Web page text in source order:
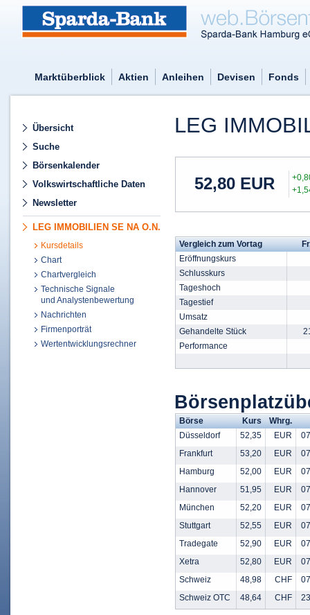
Marktüberblick Aktien Anleihen Devisen Fonds
Übersicht
Suche
Börsenkalender
Volkswirtschaftliche Daten
Newsletter
LEG IMMOBILIEN SE NA O.N.
Kursdetails
Chart
Chartvergleich
Technische Signale
und Analystenbewertung
Nachrichten
Firmenporträt
Wertentwicklungsrechner
LEG
52,80 EUR
Vergleich zum Vortag
Eröffnungskurs
Schlusskurs
Tageshoch
Tagestief
Umsatz
Gehandelte Stück
Performance
Börse Kurs
Whrg.
Düsseldorf
52,35 EUR
Frankfurt
53,20 EUR
Hamburg
52,00 EUR
Hannover
51,95 EUR
München
52,20 EUR
Stuttgart
52,55 EUR
Tradegate
52,90 EUR
Xetra
52,80 EUR
Schweiz
48,98 CHF
Schweiz OTC
48,64 CHF